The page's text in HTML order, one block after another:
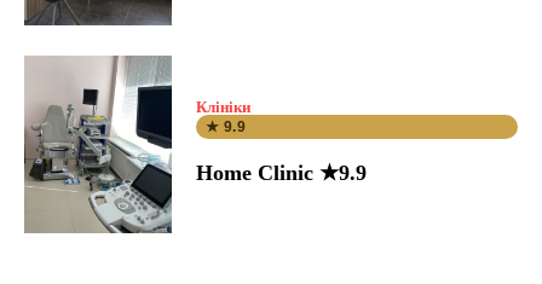
Клініки
★ 9.9
Home Clinic ★9.9